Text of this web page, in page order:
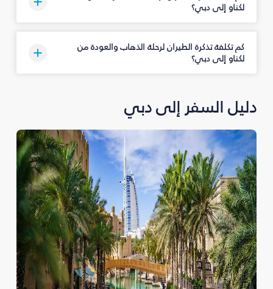
لكناو إلى دبي؟
كم تكلفة تذكرة الطيران لرحلة الذهاب والعودة من
لكناو إلى دبي؟
دليل السفر إلى دبي